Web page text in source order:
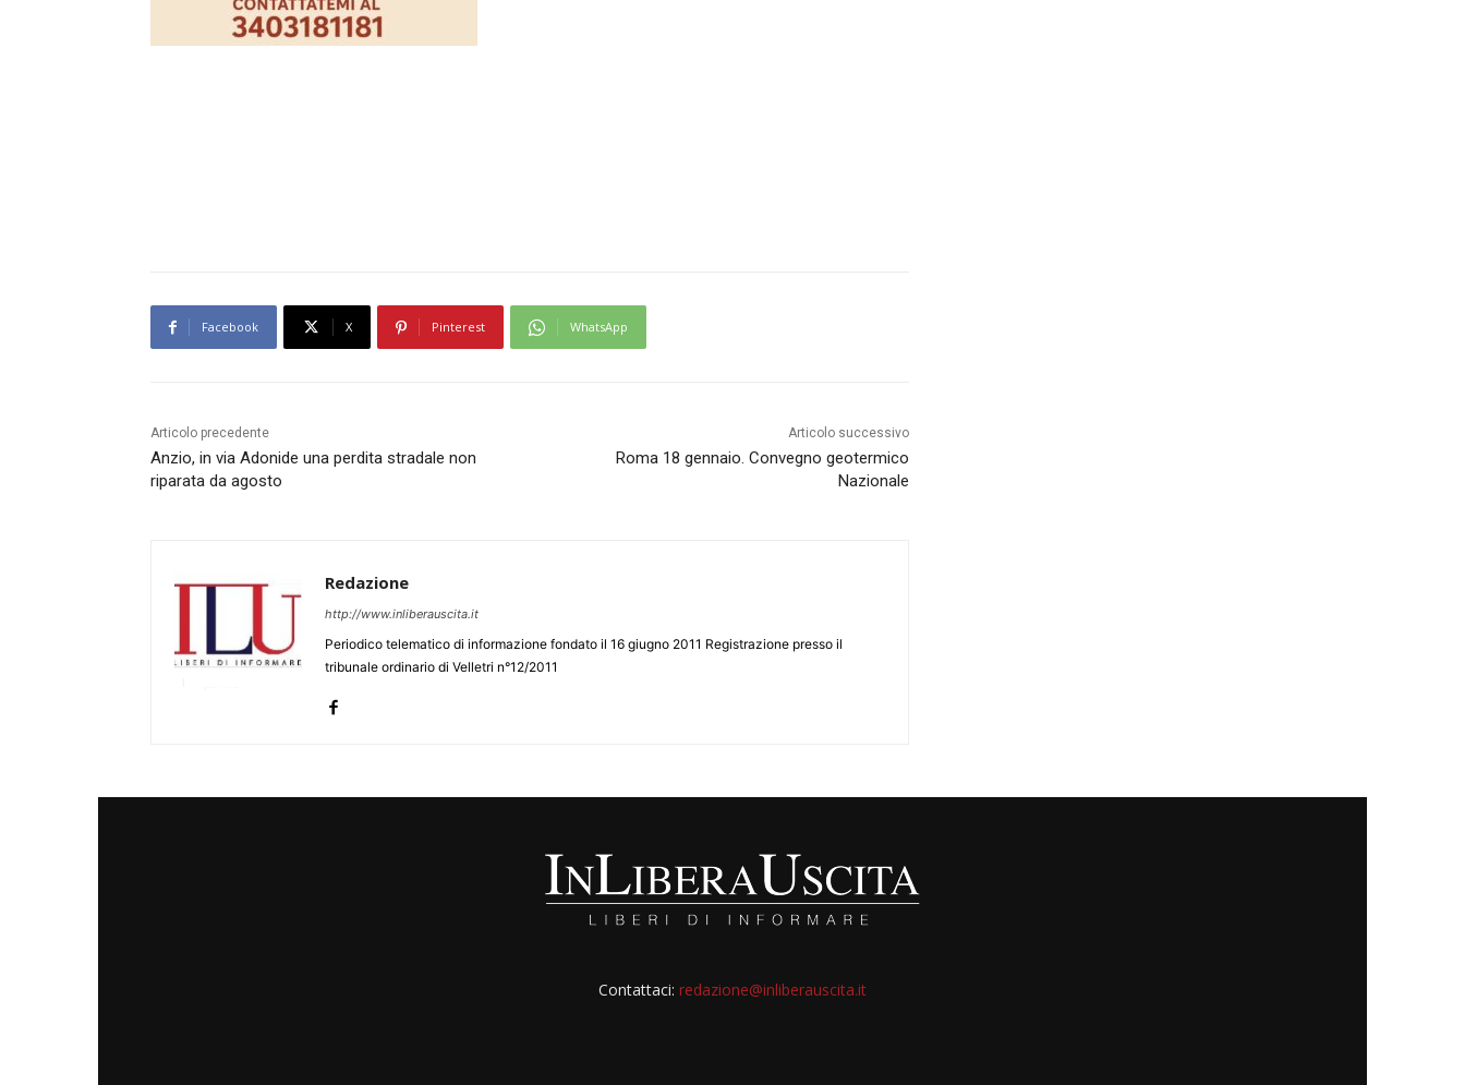
Facebook X Pinterest WhatsApp
Articolo precedente
Anzio, in via Adonide una perdita stradale non
riparata da agosto
Articolo successivo
Roma 18 gennaio. Convegno geotermico
Nazionale
Redazione
http://www.inliberauscita.it
Periodico telematico di informazione fondato il 16 giugno 2011 Registrazione presso il
tribunale ordinario di Velletri n°12/2011
Contattaci: redazione@inliberauscita.it